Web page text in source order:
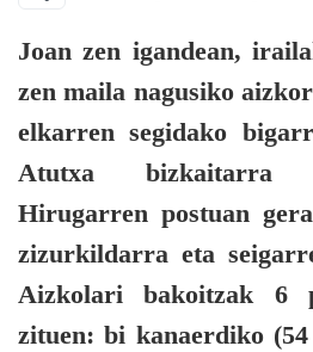
Joan zen igandean,
zen maila nagusiko
elkarren segidako
Atutxa bizkaitarra
Hirugarren postuan
zizurkildarra eta
Aizkolari bakoitzak 6
zituen: bi kanaerdiko